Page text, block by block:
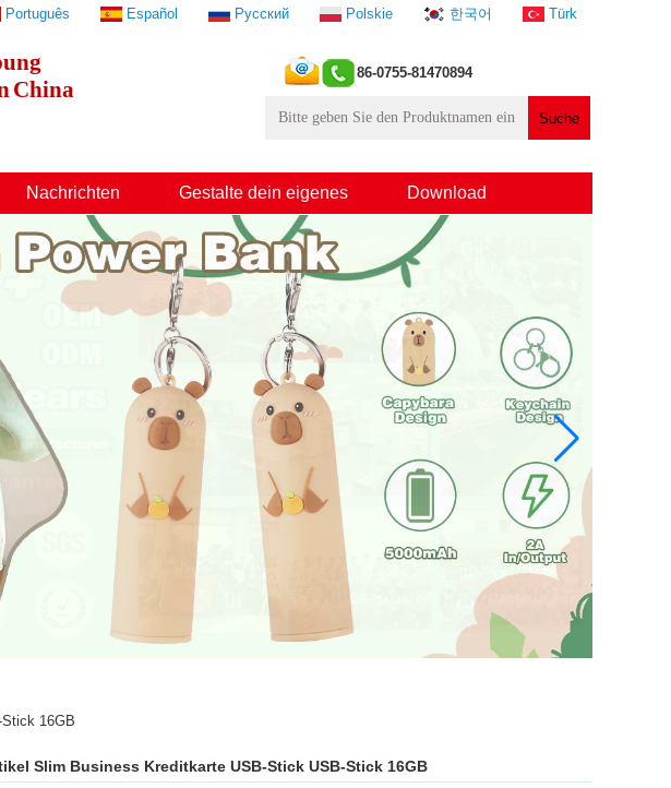
China
86-0755-81470894
Português Español Русский Polskie 한국어 Türk
Nachrichten Gestalte dein eigenes Download
16GB
Slim Business Kreditkarte USB-Stick USB-Stick 16GB